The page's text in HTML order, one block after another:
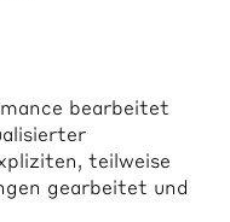
bearbeitet
teilweise
gearbeitet und